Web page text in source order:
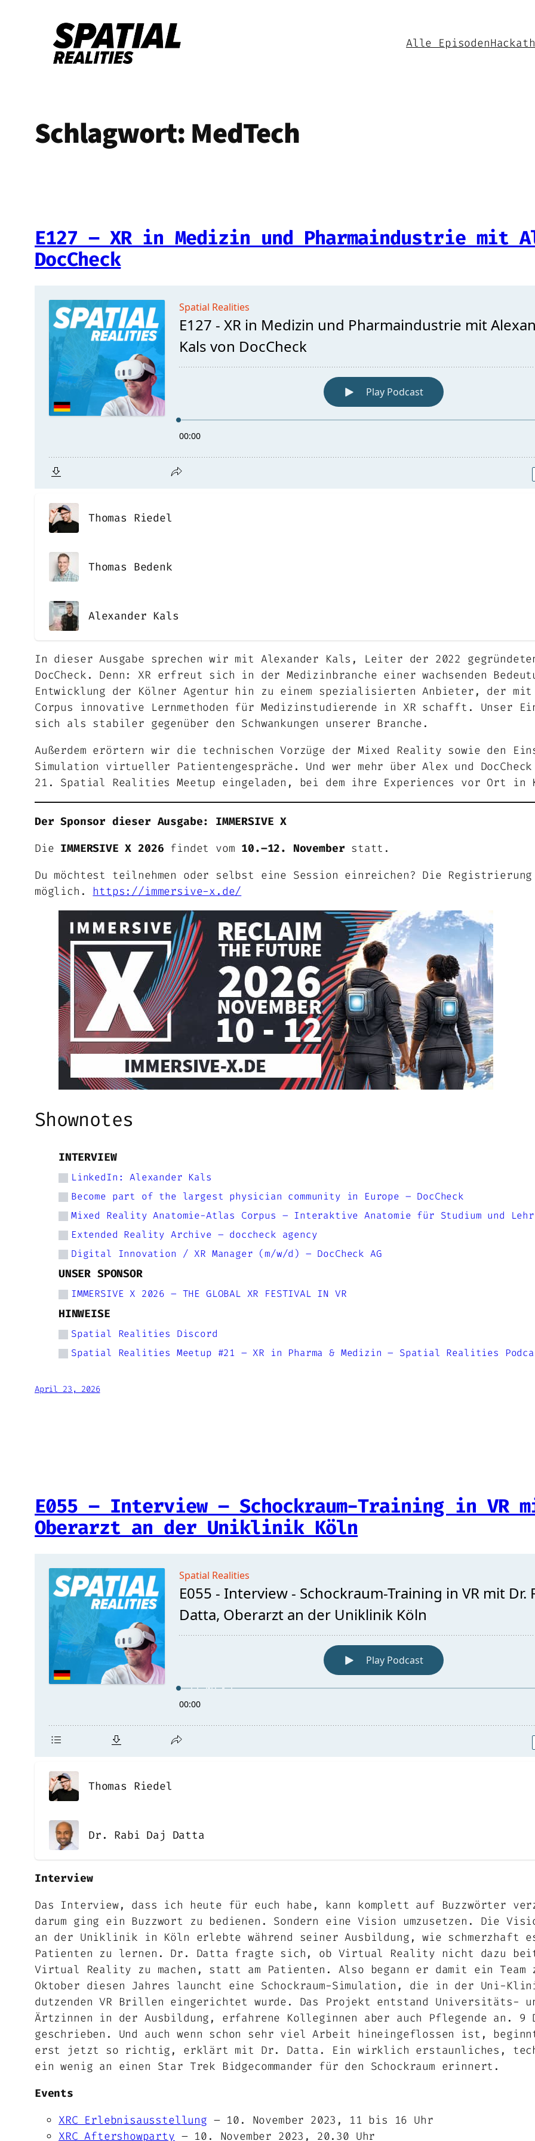
springen
Alle Episoden
Schlagwort:MedTech
E127 – XR in Medizin und Pharmaindustrie mit
DocCheck
Thomas Riedel
Thomas Bedenk
Alexander Kals
In dieser Ausgabe sprechen wir mit Alexander Kals, Leiter der 2022
DocCheck. Denn: XR erfreut sich in der Medizinbranche einer wachsenden
Entwicklung der Kölner Agentur hin zu einem spezialisierten Anbieter, der mit
Corpus innovative Lernmethoden für Medizinstudierende in XR schafft. Unser
sich als stabiler gegenüber den Schwankungen unserer Branche.
Außerdem erörtern wir die technischen Vorzüge der Mixed Reality sowie den
Simulation virtueller Patientengespräche. Und wer mehr über Alex und
21. Spatial Realities Meetup eingeladen, bei dem ihre Experiences vor Ort in
Der Sponsor dieser Ausgabe: IMMERSIVE X
Die IMMERSIVE X 2026 findet vom 10.–12. November statt.
Du möchtest teilnehmen oder selbst eine Session einreichen? Die
möglich. https://immersive-x.de/
Shownotes
INTERVIEW
LinkedIn: Alexander Kals
Become part of the largest physician community in Europe – DocCheck
Mixed Reality Anatomie-Atlas Corpus – Interaktive Anatomie für Studium und
Extended Reality Archive – doccheck agency
Digital Innovation / XR Manager (m/w/d) – DocCheck AG
UNSER SPONSOR
IMMERSIVE X 2026 – THE GLOBAL XR FESTIVAL IN VR
HINWEISE
Spatial Realities Discord
Spatial Realities Meetup #21 – XR in Pharma & Medizin – Spatial Realities
April 23, 2026
E055 – Interview – Schockraum-Training in VR
Oberarzt an der Uniklinik Köln
Thomas Riedel
Dr. Rabi Daj Datta
Interview
Das Interview, dass ich heute für euch habe, kann komplett auf Buzzwörter
darum ging ein Buzzwort zu bedienen. Sondern eine Vision umzusetzen. Die
an der Uniklinik in Köln erlebte während seiner Ausbildung, wie schmerzhaft
Patienten zu lernen. Dr. Datta fragte sich, ob Virtual Reality nicht dazu
Virtual Reality zu machen, statt am Patienten. Also begann er damit ein
Oktober diesen Jahres launcht eine Schockraum-Simulation, die in der Uni-
dutzenden VR Brillen eingerichtet wurde. Das Projekt entstand Universitäts-
Ärtzinnen in der Ausbildung, erfahrene Kolleginnen aber auch Pflegende an. 9
geschrieben. Und auch wenn schon sehr viel Arbeit hineingeflossen ist,
erst jetzt so richtig, erklärt mit Dr. Datta. Ein wirklich erstaunliches,
ein wenig an einen Star Trek Bidgecommander für den Schockraum erinnert.
Events
XRC Erlebnisausstellung – 10. November 2023, 11 bis 16 Uhr
XRC Aftershowparty – 10. November 2023, 20.30 Uhr